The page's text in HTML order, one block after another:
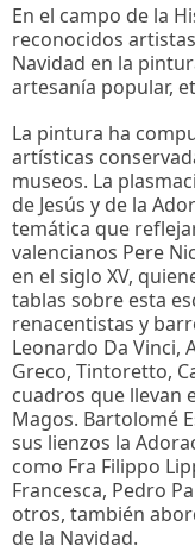
En el campo de la
reconocidos
Navidad en la
artesanía popular,
La pintura ha
artísticas
museos. La
de Jesús y de la
temática que
valencianos Pere
en el siglo XV,
tablas sobre esta
renacentistas y
Leonardo Da Vinci,
Greco, Tintoretto,
cuadros que llevan
Magos. Bartolomé
sus lienzos la
como Fra Filippo
Francesca, Pedro
otros, también
de la Navidad.